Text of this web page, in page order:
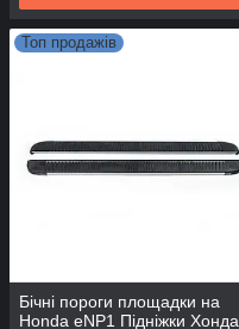
Топ продажів
Бічні пороги площадки на
Honda eNP1 Підніжки Хонда